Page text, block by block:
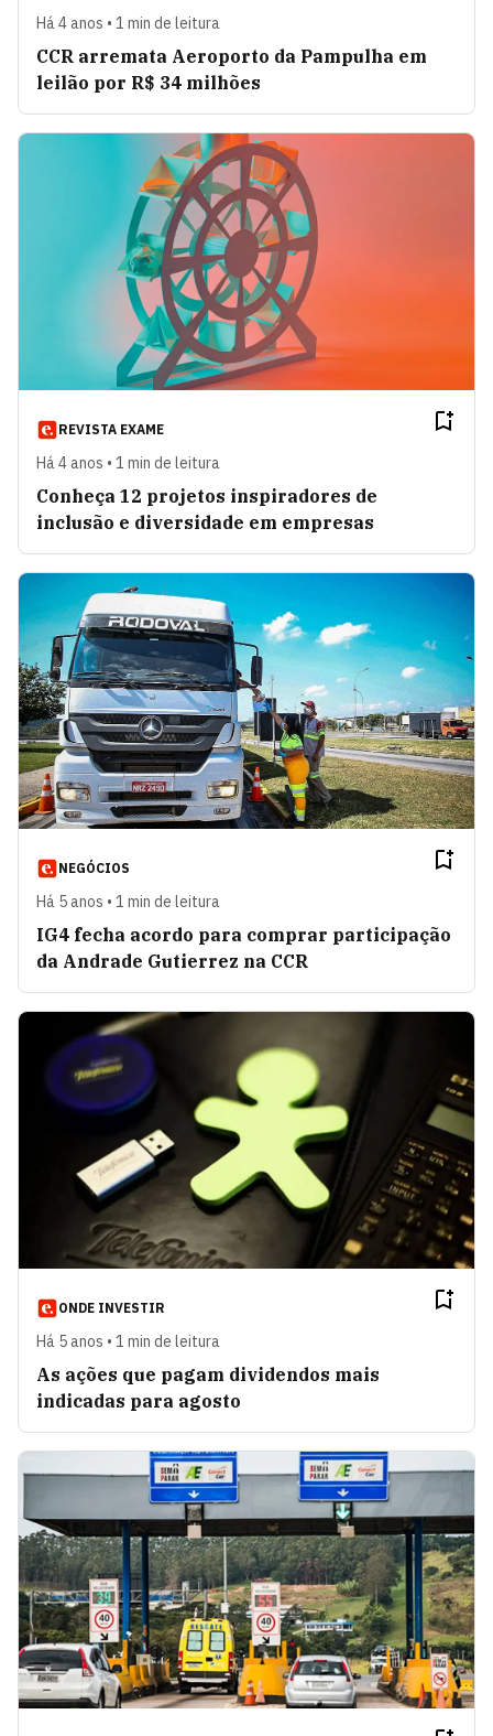
Há 4 anos • 1 min de leitura
CCR arremata Aeroporto da Pampulha em
leilão por R$ 34 milhões
REVISTA EXAME
Há 4 anos • 1 min de leitura
Conheça 12 projetos inspiradores de
inclusão e diversidade em empresas
NEGÓCIOS
Há 5 anos • 1 min de leitura
IG4 fecha acordo para comprar participação
da Andrade Gutierrez na CCR
ONDE INVESTIR
Há 5 anos • 1 min de leitura
As ações que pagam dividendos mais
indicadas para agosto